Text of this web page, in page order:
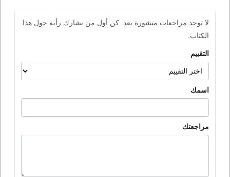
لا توجد مراجعات منشورة بعد. كن أول من يشارك رأيه حول هذا
الكتاب.
التقييم
اسمك
مراجعتك